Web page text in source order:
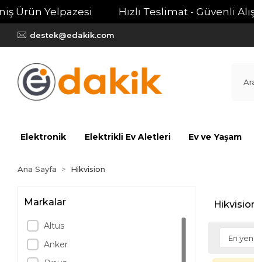
Ürün Yelpazesi Hızlı Teslimat - Güvenli
destek@edakik.com
Elektronik Elektrikli Ev Aletleri Ev ve Yaşam
Ana Sayfa Hikvision
Markalar
Altus
Anker